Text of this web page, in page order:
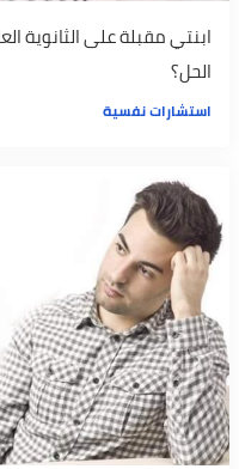
ابنتي مقبلة على الثانوية
الحل؟
استشارات نفسية